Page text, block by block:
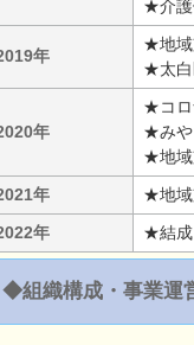
★介護
年
★地域
★太白
年
★コロ
★みや
★地域
年
★地域
年
★結成
◆組織構成・事業運